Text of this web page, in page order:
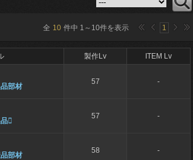
全 10 件中 1 ～ 10件を表示 1
製作Lv ITEM Lv
部材
57 -

57 -
部材
58 -